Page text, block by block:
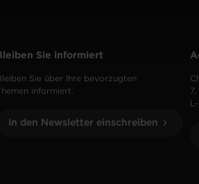
Sie informiert
Sie über Ihre bevorzugten
informiert.
In den Newsletter einschreiben